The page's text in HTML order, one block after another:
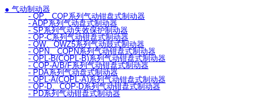
● 气动制动器
- QP、CQP系列气动钳盘式制动器
- ADP系列气动盘式制动器
- SP系列气动失效保护制动器
- QP-C系列气动钳盘式制动器
- QW、QWZ5系列气动鼓式制动器
- QPN、CQPN系列气动钳盘式制动器
- QPL-B(CQPL-B)系列气动钳盘式制动器
- CQP-A/B/F系列气动钳盘式制动器
- PDA系列气动盘式制动器
- QPL-A(CQPL-A)系列气动钳盘式制动器
- QP-D、CQP-D系列气动钳盘式制动器
- PD系列气动钳盘式制动器